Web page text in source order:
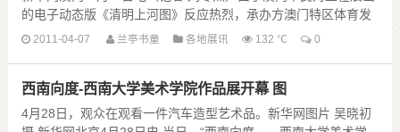
的电子动态版《清明上河图》反应热烈，承办方澳门特区体育发
展局决定从４月９日起将每场展览额外增售５０张门......
2011-04-07 兰亭书童 各地展讯 132 ℃ 0
西南向度-西南大学美术学院作品展开幕 图
4月28日，观众在观看一件汽车造型艺术品。新华网图片 吴晓初